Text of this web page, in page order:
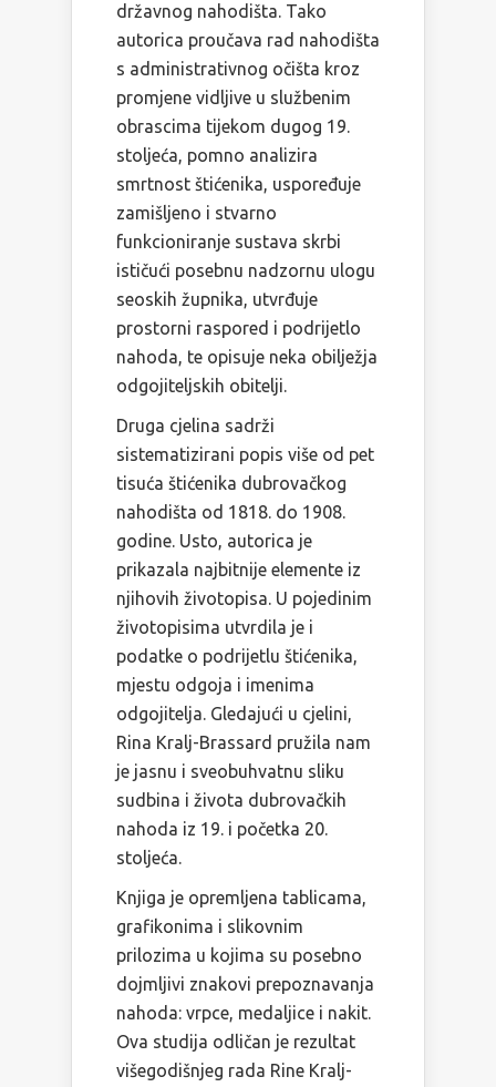
državnog nahodišta. Tako
autorica proučava rad nahodišta
s administrativnog očišta kroz
promjene vidljive u službenim
obrascima tijekom dugog 19.
stoljeća, pomno analizira
smrtnost štićenika, uspoređuje
zamišljeno i stvarno
funkcioniranje sustava skrbi
ističući posebnu nadzornu ulogu
seoskih župnika, utvrđuje
prostorni raspored i podrijetlo
nahoda, te opisuje neka obilježja
odgojiteljskih obitelji.
Druga cjelina sadrži
sistematizirani popis više od pet
tisuća štićenika dubrovačkog
nahodišta od 1818. do 1908.
godine. Usto, autorica je
prikazala najbitnije elemente iz
njihovih životopisa. U pojedinim
životopisima utvrdila je i
podatke o podrijetlu štićenika,
mjestu odgoja i imenima
odgojitelja. Gledajući u cjelini,
Rina Kralj-Brassard pružila nam
je jasnu i sveobuhvatnu sliku
sudbina i života dubrovačkih
nahoda iz 19. i početka 20.
stoljeća.
Knjiga je opremljena tablicama,
grafikonima i slikovnim
prilozima u kojima su posebno
dojmljivi znakovi prepoznavanja
nahoda: vrpce, medaljice i nakit.
Ova studija odličan je rezultat
višegodišnjeg rada Rine Kralj-